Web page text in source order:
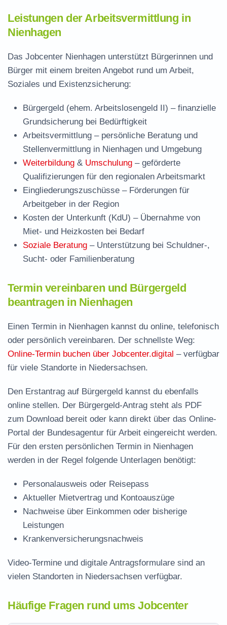
Leistungen der Arbeitsvermittlung in
Nienhagen
Das Jobcenter Nienhagen unterstützt Bürgerinnen und
Bürger mit einem breiten Angebot rund um Arbeit,
Soziales und Existenzsicherung:
Bürgergeld (ehem. Arbeitslosengeld II) – finanzielle
Grundsicherung bei Bedürftigkeit
Arbeitsvermittlung – persönliche Beratung und
Stellenvermittlung in Nienhagen und Umgebung
Weiterbildung & Umschulung – geförderte
Qualifizierungen für den regionalen Arbeitsmarkt
Eingliederungszuschüsse – Förderungen für
Arbeitgeber in der Region
Kosten der Unterkunft (KdU) – Übernahme von
Miet- und Heizkosten bei Bedarf
Soziale Beratung – Unterstützung bei Schuldner-,
Sucht- oder Familienberatung
Termin vereinbaren und Bürgergeld
beantragen in Nienhagen
Einen Termin in Nienhagen kannst du online, telefonisch
oder persönlich vereinbaren. Der schnellste Weg:
Online-Termin buchen über Jobcenter.digital – verfügbar
für viele Standorte in Niedersachsen.
Den Erstantrag auf Bürgergeld kannst du ebenfalls
online stellen. Der Bürgergeld-Antrag steht als PDF
zum Download bereit oder kann direkt über das Online-
Portal der Bundesagentur für Arbeit eingereicht werden.
Für den ersten persönlichen Termin in Nienhagen
werden in der Regel folgende Unterlagen benötigt:
Personalausweis oder Reisepass
Aktueller Mietvertrag und Kontoauszüge
Nachweise über Einkommen oder bisherige
Leistungen
Krankenversicherungsnachweis
Video-Termine und digitale Antragsformulare sind an
vielen Standorten in Niedersachsen verfügbar.
Häufige Fragen rund ums Jobcenter